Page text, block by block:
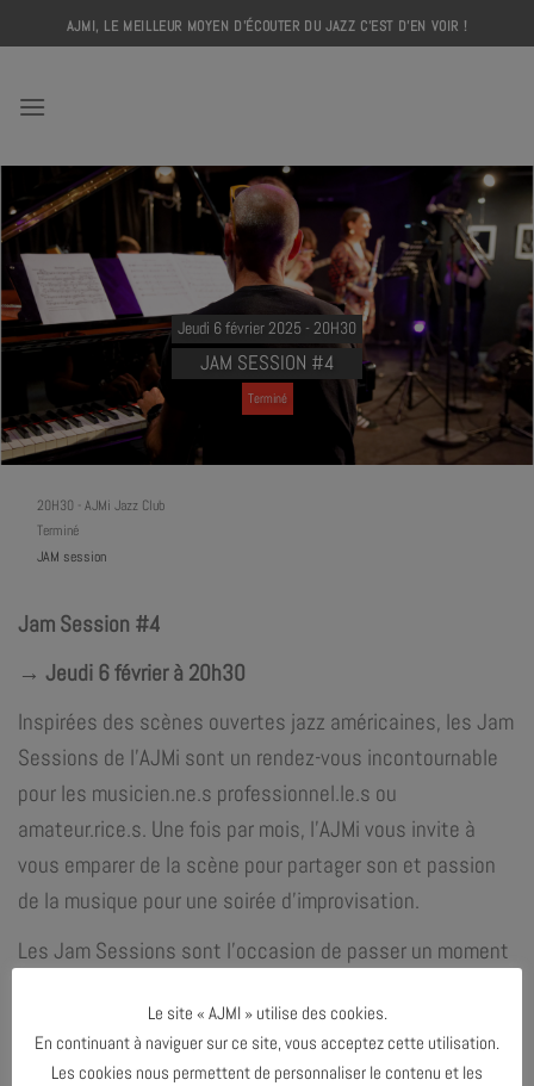
to
AJMI, LE MEILLEUR MOYEN D'ÉCOUTER DU JAZZ C'EST D'EN VOIR !
Jeudi 6 février 2025 - 20H30
JAM SESSION #4
Terminé
20H30 - AJMi Jazz Club
Terminé
JAM session
Jam Session #4
→ Jeudi 6 février à 20h30
Inspirées des scènes ouvertes jazz américaines, les Jam
Sessions de l’AJMi sont un rendez-vous incontournable
pour les musicien.ne.s professionnel.le.s ou
amateur.rice.s. Une fois par mois, l’AJMi vous invite à
vous emparer de la scène pour partager son et passion
de la musique pour une soirée d’improvisation.
Les Jam Sessions sont l’occasion de passer un moment
tes instruments et rejoins la scène !
Le site « AJMI » utilise des cookies.
En continuant à naviguer sur ce site, vous acceptez cette utilisation.
Les cookies nous permettent de personnaliser le contenu et les